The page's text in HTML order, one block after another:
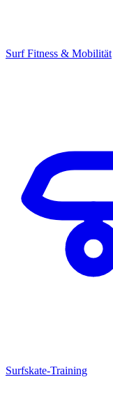
Surf Fitness & Mobilität
Surfskate-Training